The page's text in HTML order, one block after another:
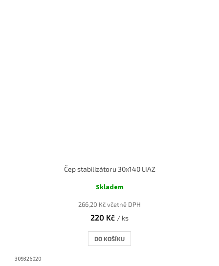
Čep stabilizátoru 30x140 LIAZ
Skladem
266,20 Kč včetně DPH
220 Kč / ks
DO KOŠÍKU
309326020